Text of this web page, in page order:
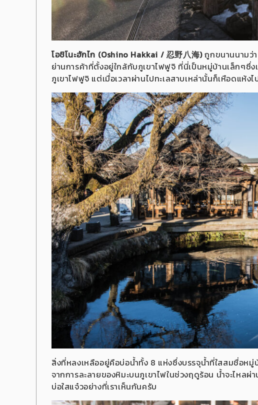
โอชิโนะฮักไก (Oshino Hakkai / 忍野八海)ถูกขนานนามว่า
ย่านการค้าที่ตั้งอยู่ใกล้กับภูเขาไฟฟูจิ ที่นี่เป็นหมู่บ้านเล็กๆซึ่ง
ภูเขาไฟฟูจิ แต่เมื่อเวลาผ่านไปทะเลสาบเหล่านั้นก็เหือดแห้
สิ่งที่หลงเหลืออยู่คือบ่อน้ำทั้ง 8 แห่งซึ่งบรรจุน้ำที่ใสสมชื่อหมู่
จากการละลายของหิมะบนภูเขาไฟในช่วงฤดูร้อน น้ำจะไหล
บ่อใสแจ๋วอย่างที่เราเห็นกันครับ